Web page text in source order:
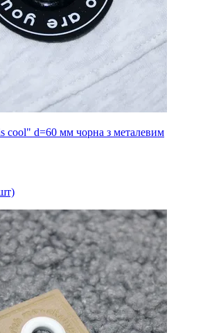
cool" d=60 мм чорна з металевим